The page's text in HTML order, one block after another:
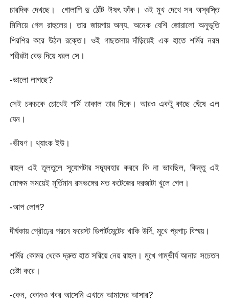
চারদিক দেখছে। গোলাপি দু ঠোঁট ঈষৎ ফাঁক। ওই মুখ দেখে সব অস্বস্তি
মিলিয়ে গেল রাহুলের। তার জায়গায় অন্য, অনেক বেশি জোরালো অনুভূতি
শিরশির করে উঠল রক্তে। ওই গাছতলায় দাঁড়িয়েই এক হাতে শর্মির নরম
শরীরটা বেড় দিয়ে ধরল সে।
-ভালো লাগছে?
সেই চকচকে চোখেই শর্মি তাকাল তার দিকে। আরও একটু কাছে ঘেঁষে এল
যেন।
-ভীষণ। থ্যাংক ইউ।
রাহুল এই তুলতুলে সুযোগটার সদ্ব্যবহার করবে কি না ভাবছিল, কিন্তু এই
মোক্ষম সময়েই মূর্তিমান রসভঙ্গের মত কটেজের দরজাটা খুলে গেল।
-আপ লোগ?
দীর্ঘকায় প্রৌঢ়ের পরনে ফরেস্ট ডিপার্টমেন্টের খাকি উর্দি, মুখে প্রগাঢ় বিস্ময়।
শর্মির কোমর থেকে দ্রুত হাত সরিয়ে নেয় রাহুল। মুখে গাম্ভীর্য আনার সচেতন
চেষ্টা করে।
-কেন, কোনও খবর আসেনি এখানে আমাদের আসার?